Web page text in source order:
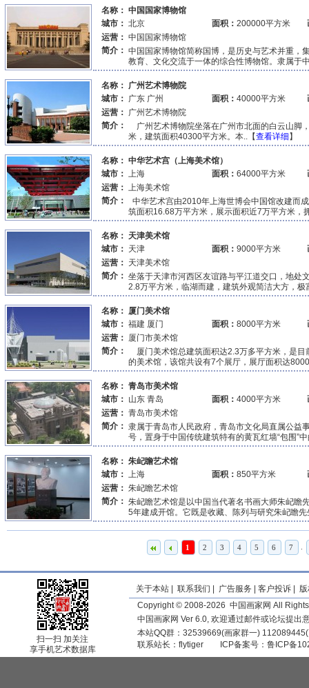
名称： 中国国家博物馆
城市： 北京 面积：200000平方米
运营： 中国国家博物馆
简介： 中国国家博物馆简称国博，是历史与艺术并重，
教育、文化交流于一体的综合性博物馆。隶属于
名称： 广州艺术博物院
城市： 广东 广州 面积：40000平方米
运营： 广州艺术博物院
简介：
广州艺术博物院坐落在广州市北面的白云山脚
米，建筑面积40300平方米。本..【查看详细 】
名称： 中华艺术宫（上海美术馆）
城市： 上海 面积：64000平方米
运营： 上海美术馆
简介：
中华艺术宫由2010年上海世博会中国馆改建而
筑面积16.68万平方米，展示面积近7万平方米，
名称： 天津美术馆
城市： 天津 面积：9000平方米
运营： 天津美术馆
简介： 坐落于天津市河西区友谊路与平江道交口，地处
2.8万平方米，临湖而建，建筑外观简洁大方，极
名称： 厦门美术馆
城市： 福建 厦门 面积：8000平方米
运营： 厦门市美术馆
简介：
厦门美术馆总建筑面积达2.3万多平方米，是目
的美术馆，该馆共设有7个展厅，展厅面积达
名称： 青岛市美术馆
城市： 山东 青岛 面积：4000平方米
运营： 青岛市美术馆
简介： 隶属于青岛市人民政府，青岛市文化局直属公益
号，置身于中国传统建筑特有的黄瓦红墙“包围”
名称： 朱屺瞻艺术馆
城市： 上海 面积：850平方米
运营： 朱屺瞻艺术馆
简介： 朱屺瞻艺术馆是以中国当代著名书画大师朱屺瞻
5年建成开馆。它既是收藏、陈列与研究朱屺瞻先
1 2 3 4 5 6 7
扫一扫 加关注
享手机艺术数据库
关于本站 联系我们 广告服务 客户投诉
Copyright © 2008-2026 中国画家网 All
中国画家网 Ver 6.0, 欢迎通过邮件或论坛提出
本站QQ群：32539669(画家群一)
联系站长： flytiger ICP备案号： 鲁ICP备